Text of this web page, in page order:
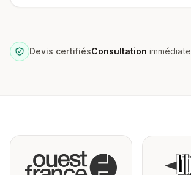
Devis certifiésConsultation immédiate